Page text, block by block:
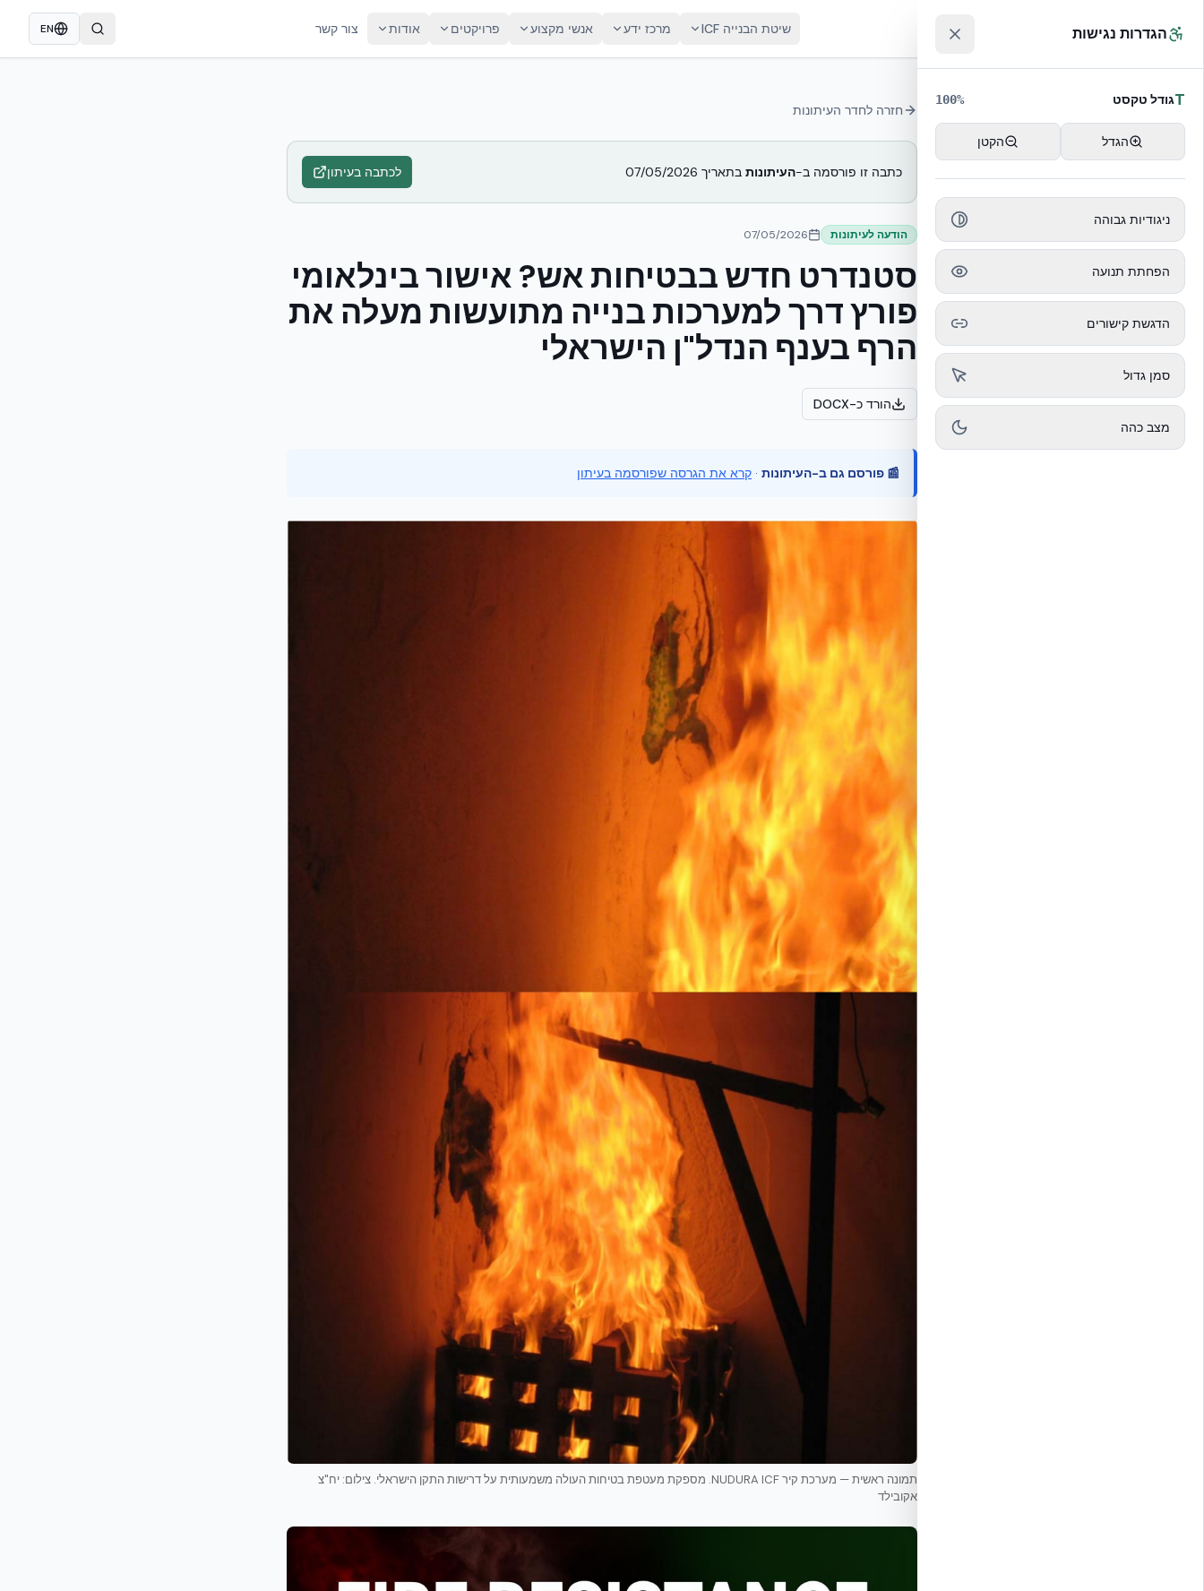
שיטת הבנייה ICF מרכז ידע אנשי מקצוע פרויקטים אודות צור קשר EN
חזרה לחדר העיתונות
כתבה זו פורסמה ב-העיתונות בתאריך 07/05/2026 לכתבה בעיתון
הודעה לעיתונות 07/05/2026
סטנדרט חדש בבטיחות אש? אישור בינלאומי
פורץ דרך למערכות בנייה מתועשות מעלה את
הרף בענף הנדל"ן הישראלי
הורד כ-DOCX
📰 פורסם גם ב-העיתונות · קרא את הגרסה שפורסמה בעיתון
תמונה ראשית — מערכת קיר NUDURA ICF. מספקת מעטפת בטיחות העולה משמעותית על דרישות התקן הישראלי. צילום: יח"צ
אקובילד
הגדרות נגישות
Tגודל טקסט 100%
הגדל הקטן
ניגודיות גבוהה
הפחתת תנועה
הדגשת קישורים
סמן גדול
מצב כהה